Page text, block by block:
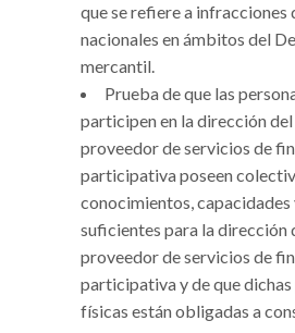
que se refiere a infracciones
nacionales en ámbitos del
mercantil.
Prueba de que las
participen en la dirección
proveedor de servicios de
participativa poseen
conocimientos, capacidades
suficientes para la dirección
proveedor de servicios de
participativa y de que dichas
físicas están obligadas a